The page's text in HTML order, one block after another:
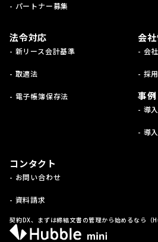
- パートナー募集
法令対応
- 新リース会計基準
- 取適法
- 電子帳簿保存法
会
- 会
- 採
事例
- 導
- 導
コンタクト
- お問い合わせ
- 資料請求
契約DX、まずは締結文書の管理から始めるなら（